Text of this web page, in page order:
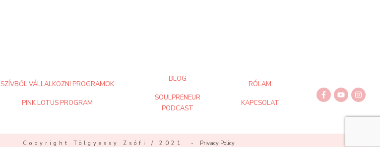
SZÍVBŐL VÁLLALKOZNI PROGRAMOK
PINK LOTUS PROGRAM
BLOG
SOULPRENEUR
PODCAST
RÓLAM
KAPCSOLAT
Copyright Tölgyessy Zsófi / 2021 - Privacy Policy